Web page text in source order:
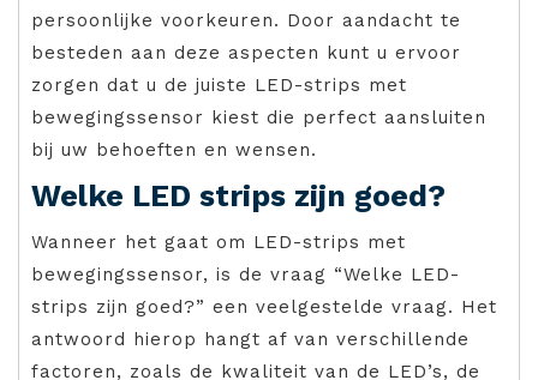
persoonlijke voorkeuren. Door aandacht te
besteden aan deze aspecten kunt u ervoor
zorgen dat u de juiste LED-strips met
bewegingssensor kiest die perfect aansluiten
bij uw behoeften en wensen.
Welke LED strips zijn goed?
Wanneer het gaat om LED-strips met
bewegingssensor, is de vraag “Welke LED-
strips zijn goed?” een veelgestelde vraag. Het
antwoord hierop hangt af van verschillende
factoren, zoals de kwaliteit van de LED’s, de